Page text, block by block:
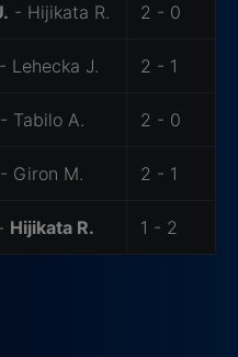
- Hijikata R. 2 - 0
- Lehecka J. 2 - 1
- Tabilo A. 2 - 0
- Giron M. 2 - 1
Hijikata R. 1 - 2